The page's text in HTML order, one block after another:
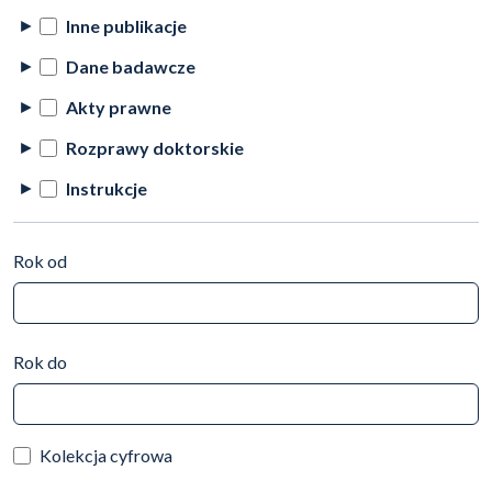
Inne publikacje
Dane badawcze
Akty prawne
Rozprawy doktorskie
Instrukcje
Rok od
Rok do
Kolekcja cyfrowa